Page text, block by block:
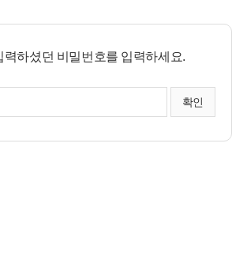
력하셨던 비밀번호를 입력하세요.